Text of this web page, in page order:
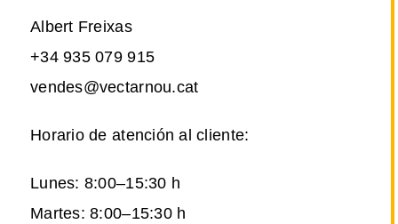
Albert Freixas
+34 935 079 915
vendes@vectarnou.cat
Horario de atención al cliente:
Lunes: 8:00–15:30 h
Martes: 8:00–15:30 h